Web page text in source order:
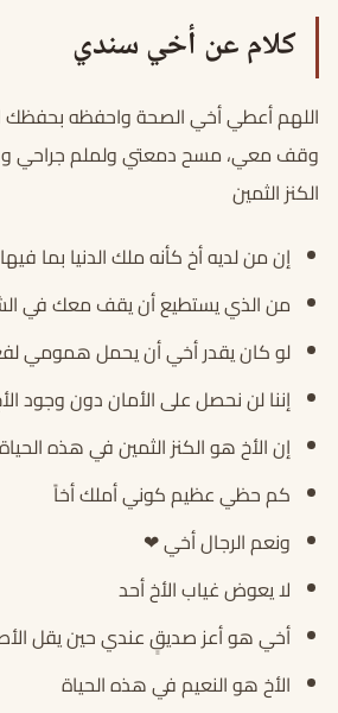
كلام عن أخي سندي
اللهم أعطي أخي الصحة واحفظه بحفظك
وقف معي، مسح دمعتي ولملم جراحي و
الكنز الثمين
إن من لديه أخ كأنه ملك الدنيا بما فيها
من الذي يستطيع أن يقف معك في
لو كان يقدر أخي أن يحمل همومي
إننا لن نحصل على الأمان دون وجود
إن الأخ هو الكنز الثمين في هذه الحياة
كم حظي عظيم كوني أملك أخاً
ونعم الرجال أخي ❤
لا يعوض غياب الأخ أحد
أخي هو أعز صديقٍ عندي حين يقل
الأخ هو النعيم في هذه الحياة